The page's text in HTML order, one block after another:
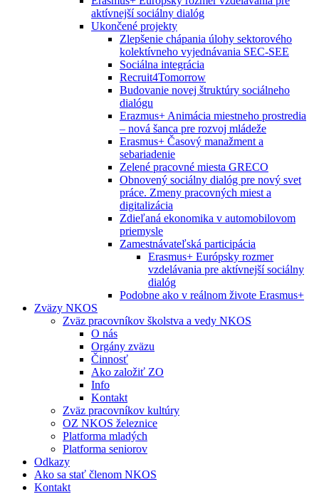
aktívnejší sociálny dialóg
Ukončené projekty
Zlepšenie chápania úlohy sektorového
kolektívneho vyjednávania SEC-SEE
Sociálna integrácia
Recruit4Tomorrow
Budovanie novej štruktúry sociálneho
dialógu
Erazmus+ Animácia miestneho prostredia
– nová šanca pre rozvoj mládeže
Erasmus+ Časový manažment a
sebariadenie
Zelené pracovné miesta GRECO
Obnovený sociálny dialóg pre nový svet
práce. Zmeny pracovných miest a
digitalizácia
Zdieľaná ekonomika v automobilovom
priemysle
Zamestnávateľská participácia
Erasmus+ Európsky rozmer
vzdelávania pre aktívnejší sociálny
dialóg
Podobne ako v reálnom živote Erasmus+
Zväzy NKOS
Zväz pracovníkov školstva a vedy NKOS
O nás
Orgány zväzu
Činnosť
Ako založiť ZO
Info
Kontakt
Zväz pracovníkov kultúry
OZ NKOS železnice
Platforma mladých
Platforma seniorov
Odkazy
Ako sa stať členom NKOS
Kontakt